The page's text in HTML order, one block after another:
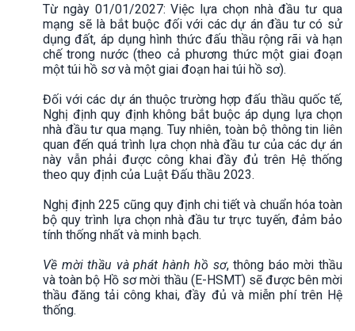
Từ ngày 01/01/2027: Việc lựa chọn nhà đầu tư qua
mạng sẽ là bắt buộc đối với các dự án đầu tư có sử
dụng đất, áp dụng hình thức đấu thầu rộng rãi và hạn
chế trong nước (theo cả phương thức một giai đoạn
một túi hồ sơ và một giai đoạn hai túi hồ sơ).
Đối với các dự án thuộc trường hợp đấu thầu quốc tế,
Nghị định quy định không bắt buộc áp dụng lựa chọn
nhà đầu tư qua mạng. Tuy nhiên, toàn bộ thông tin liên
quan đến quá trình lựa chọn nhà đầu tư của các dự án
này vẫn phải được công khai đầy đủ trên Hệ thống
theo quy định của Luật Đấu thầu 2023.
Nghị định 225 cũng quy định chi tiết và chuẩn hóa toàn
bộ quy trình lựa chọn nhà đầu tư trực tuyến, đảm bảo
tính thống nhất và minh bạch.
Về mời thầu và phát hành hồ sơ, thông báo mời thầu
và toàn bộ Hồ sơ mời thầu (E-HSMT) sẽ được bên mời
thầu đăng tải công khai, đầy đủ và miễn phí trên Hệ
thống.